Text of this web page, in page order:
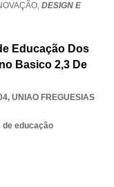
DESIGN E
Educação Dos
Basico 2,3 De
, UNIAO FREGUESIAS
educação